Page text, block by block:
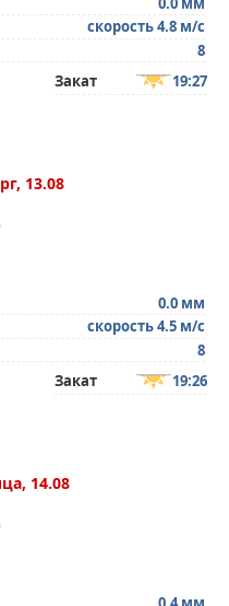
скорость 4.8 м/с
8
Закат 19:27
13.08
0.0 мм
скорость 4.5 м/с
8
Закат 19:26
14.08